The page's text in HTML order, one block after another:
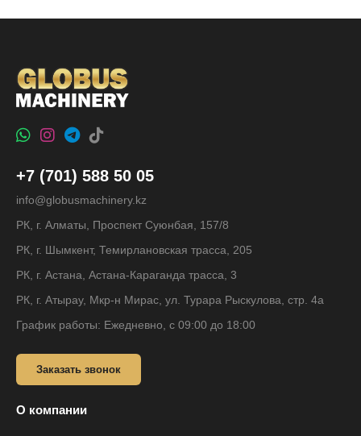
+7 (701) 588 50 05
info@globusmachinery.kz
РК, г. Алматы, Проспект Суюнбая, 157/8
РК, г. Шымкент, Темирлановская трасса, 205
РК, г. Астана, Астана-Караганда трасса, 3
РК, г. Атырау, Мкр-н Мирас, ул. Турара Рыскулова, стр. 4а
График работы: Ежедневно, с 09:00 до 18:00
Заказать звонок
О компании